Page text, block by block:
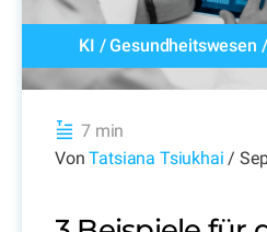
KI /Gesundheitswesen
7 min
VonTatsiana Tsiukhai /